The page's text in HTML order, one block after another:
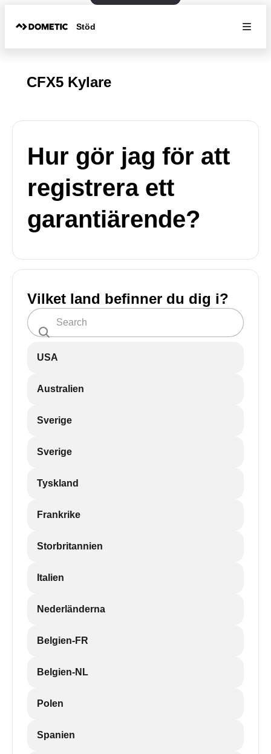
Stöd
CFX5 Kylare
Hur gör jag för att
registrera ett
garantiärende?
Vilket land befinner du dig i?
USA
Australien
Sverige
Sverige
Tyskland
Frankrike
Storbritannien
Italien
Nederländerna
Belgien-FR
Belgien-NL
Polen
Spanien